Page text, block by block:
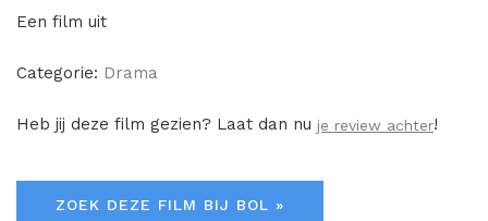
Een film uit
Categorie: Drama
Heb jij deze film gezien? Laat dan nu je review achter!
ZOEK DEZE FILM BIJ BOL »